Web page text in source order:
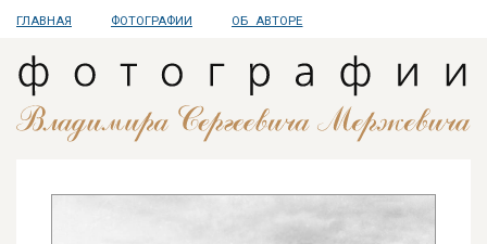
ГЛАВНАЯ ФОТОГРАФИИ ОБ АВТОРЕ